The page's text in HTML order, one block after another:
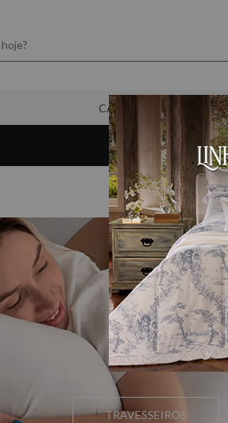
CAMA MESA
São Paulo Capital *Consulte CEPs
TRAVESSEIROS